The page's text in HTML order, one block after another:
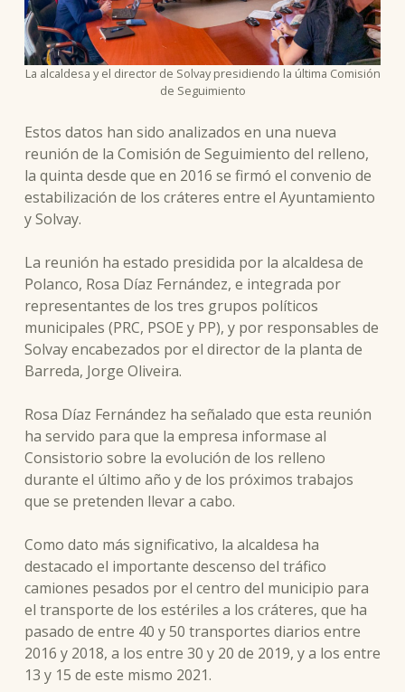
La alcaldesa y el director de Solvay presidiendo la última Comisión
de Seguimiento
Estos datos han sido analizados en una nueva
reunión de la Comisión de Seguimiento del relleno,
la quinta desde que en 2016 se firmó el convenio de
estabilización de los cráteres entre el Ayuntamiento
y Solvay.
La reunión ha estado presidida por la alcaldesa de
Polanco, Rosa Díaz Fernández, e integrada por
representantes de los tres grupos políticos
municipales (PRC, PSOE y PP), y por responsables de
Solvay encabezados por el director de la planta de
Barreda, Jorge Oliveira.
Rosa Díaz Fernández ha señalado que esta reunión
ha servido para que la empresa informase al
Consistorio sobre la evolución de los relleno
durante el último año y de los próximos trabajos
que se pretenden llevar a cabo.
Como dato más significativo, la alcaldesa ha
destacado el importante descenso del tráfico
camiones pesados por el centro del municipio para
el transporte de los estériles a los cráteres, que ha
pasado de entre 40 y 50 transportes diarios entre
2016 y 2018, a los entre 30 y 20 de 2019, y a los entre
13 y 15 de este mismo 2021.